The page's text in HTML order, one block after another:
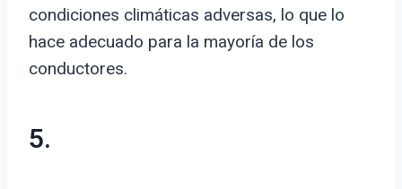
condiciones climáticas adversas, lo que lo
hace adecuado para la mayoría de los
conductores.
5.